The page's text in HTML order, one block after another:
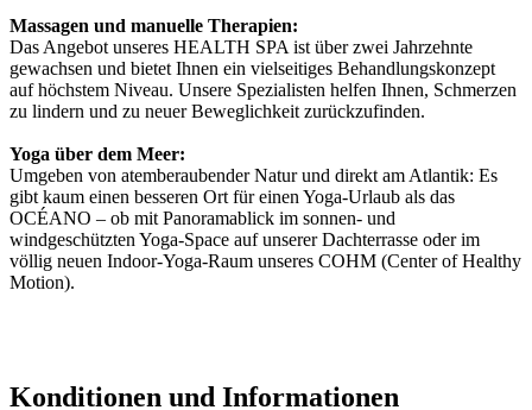
Massagen und manuelle Therapien:
Das Angebot unseres HEALTH SPA ist über zwei Jahrzehnte
gewachsen und bietet Ihnen ein vielseitiges Behandlungskonzept
auf höchstem Niveau. Unsere Spezialisten helfen Ihnen, Schmerzen
zu lindern und zu neuer Beweglichkeit zurückzufinden.
Yoga über dem Meer:
Umgeben von atemberaubender Natur und direkt am Atlantik: Es
gibt kaum einen besseren Ort für einen Yoga-Urlaub als das
OCÉANO – ob mit Panoramablick im sonnen- und
windgeschützten Yoga-Space auf unserer Dachterrasse oder im
völlig neuen Indoor-Yoga-Raum unseres COHM (Center of Healthy
Motion).
Konditionen und Informationen